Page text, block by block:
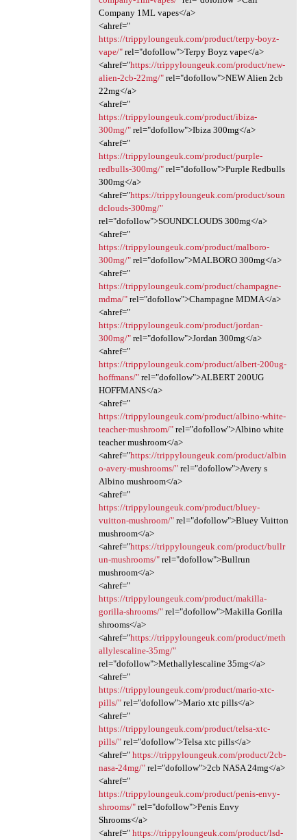
Company 1ML vapes</a>
<ahref="
https://trippyloungeuk.com/product/terpy-boyz-
vape/"rel="dofollow">Terpy Boyz vape</a>
<ahref="https://trippyloungeuk.com/product/new-
alien-2cb-22mg/"rel="dofollow">NEW Alien 2cb
22mg</a>
<ahref="
https://trippyloungeuk.com/product/ibiza-
300mg/"rel="dofollow">Ibiza 300mg</a>
<ahref="
https://trippyloungeuk.com/product/purple-
redbulls-300mg/"rel="dofollow">Purple Redbulls
300mg</a>
<ahref="https://trippyloungeuk.com/product/soun
dclouds-300mg/"
rel="dofollow">SOUNDCLOUDS 300mg</a>
<ahref="
https://trippyloungeuk.com/product/malboro-
300mg/"rel="dofollow">MALBORO 300mg</a>
<ahref="
https://trippyloungeuk.com/product/champagne-
mdma/"rel="dofollow">Champagne MDMA</a>
<ahref="
https://trippyloungeuk.com/product/jordan-
300mg/"rel="dofollow">Jordan 300mg</a>
<ahref="
https://trippyloungeuk.com/product/albert-200ug-
hoffmans/"rel="dofollow">ALBERT 200UG
HOFFMANS</a>
<ahref="
https://trippyloungeuk.com/product/albino-white-
teacher-mushroom/"rel="dofollow">Albino white
teacher mushroom</a>
<ahref="https://trippyloungeuk.com/product/albin
o-avery-mushrooms/"rel="dofollow">Avery s
Albino mushroom</a>
<ahref="
https://trippyloungeuk.com/product/bluey-
vuitton-mushroom/"rel="dofollow">Bluey Vuitton
mushroom</a>
<ahref="https://trippyloungeuk.com/product/bullr
un-mushrooms/"rel="dofollow">Bullrun
mushroom</a>
<ahref="
https://trippyloungeuk.com/product/makilla-
gorilla-shrooms/"rel="dofollow">Makilla Gorilla
shrooms</a>
<ahref="https://trippyloungeuk.com/product/meth
allylescaline-35mg/"
rel="dofollow">Methallylescaline 35mg</a>
<ahref="
https://trippyloungeuk.com/product/mario-xtc-
pills/"rel="dofollow">Mario xtc pills</a>
<ahref="
https://trippyloungeuk.com/product/telsa-xtc-
pills/"rel="dofollow">Telsa xtc pills</a>
<ahref=" https://trippyloungeuk.com/product/2cb-
nasa-24mg/"rel="dofollow">2cb NASA 24mg</a>
<ahref="
https://trippyloungeuk.com/product/penis-envy-
shrooms/"rel="dofollow">Penis Envy
Shrooms</a>
<ahref=" https://trippyloungeuk.com/product/lsd-